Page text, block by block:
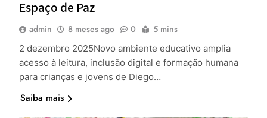
Espaço de Paz
admin 8 meses ago 0 5 mins
2 dezembro 2025Novo ambiente educativo amplia
acesso à leitura, inclusão digital e formação humana
para crianças e jovens de Diego…
Saiba mais